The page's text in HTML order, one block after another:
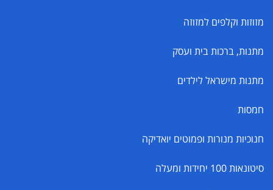
מזוזות וקלפים למזוזה
מתנות, ברכות בית ועסק
מתנות מישראל לילדים
חמסות
חנוכיות מנורות ופמוטים יואדיקה
סיטונאות 100 יחידות ומעלה